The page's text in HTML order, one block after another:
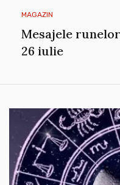
MAGAZIN
Mesajele
26 iulie